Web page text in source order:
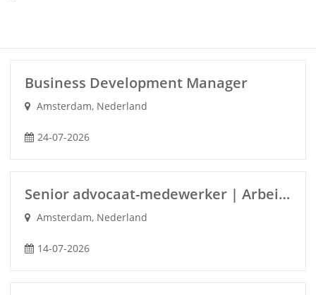
Business Development Manager
Amsterdam, Nederland
24-07-2026
Senior advocaat-medewerker | Arbeids- en medezeggenschapsrecht (m/v/x)
Amsterdam, Nederland
14-07-2026